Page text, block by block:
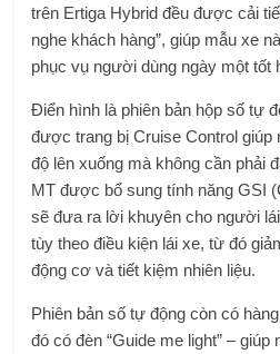
trên Ertiga Hybrid đều được cải
nghe khách hàng”, giúp mẫu xe
phục vụ người dùng ngày một tốt
Điển hình là phiên bản hộp số tự
được trang bị Cruise Control
độ lên xuống mà không cần phải
MT được bổ sung tính năng GSI
sẽ đưa ra lời khuyên cho người
tùy theo điều kiện lái xe, từ đó
động cơ và tiết kiệm nhiên liệu.
Phiên bản số tự động còn có
đó có đèn “Guide me light” –